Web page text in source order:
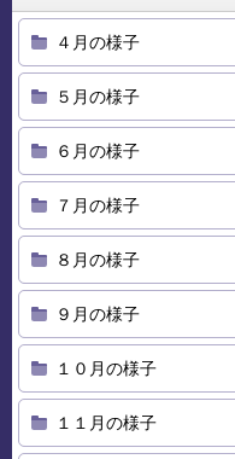
４月の様子
５月の様子
６月の様子
７月の様子
８月の様子
９月の様子
１０月の様子
１１月の様子